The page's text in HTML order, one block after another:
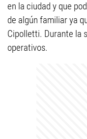
en la ciudad y que
de algún familiar ya
Cipolletti. Durante la
operativos.